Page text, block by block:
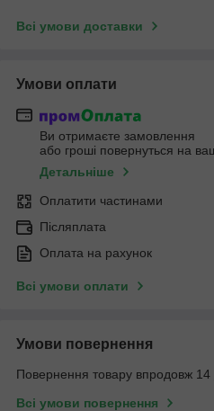
Всі умови доставки
Умови оплати
Ви отримаєте замовлення
або гроші повернуться на
Детальніше
Оплатити частинами
Післяплата
Оплата на рахунок
Всі умови оплати
Умови повернення
Повернення товару впродовж 14
Всі умови повернення